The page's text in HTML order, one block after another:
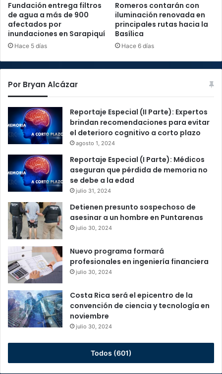
Fundación entrega filtros
de agua a más de 900
afectados por
inundaciones en Sarapiquí
Hace 5 días
Romeros contarán con
iluminación renovada en
principales rutas hacia la
Basílica
Hace 6 días
Por Bryan Alcázar
Reportaje Especial (II Parte): Expertos
brindan recomendaciones para evitar
el deterioro cognitivo a corto plazo
agosto 1, 2024
Reportaje Especial (I Parte): Médicos
aseguran que pérdida de memoria no
se debe a la edad
julio 31, 2024
Detienen presunto sospechoso de
asesinar a un hombre en Puntarenas
julio 30, 2024
Nuevo programa formará
profesionales en ingeniería financiera
julio 30, 2024
Costa Rica será el epicentro de la
convención de ciencia y tecnología en
noviembre
julio 30, 2024
Todos (601)